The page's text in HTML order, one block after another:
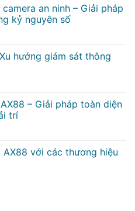
Quyết
Chọn
Người
Sai
an ninh – Giải pháp
kỷ nguyên số
Storagehướng giám sát thông
AI
2025
– Giải pháp toàn diện
trí
AX88 với các thương hiệu